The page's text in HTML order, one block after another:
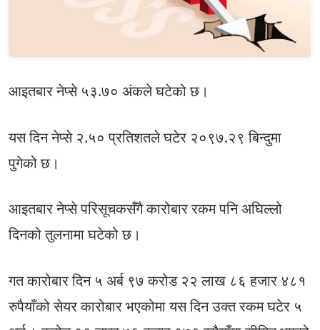
आइतबार नेप्से ५३.७० अंकले घटेको छ।
यस दिन नेप्से २.५० प्रतिशतले घटेर २०९७.२९ बिन्दुमा
पुगेको छ।
आइतबार नेप्से परिसूचकसँगै कारोबार रकम पनि अघिल्लो
दिनको तुलनामा घटेको छ।
गत कारोबार दिन ५ अर्ब ९७ करोड २२ लाख ८६ हजार ४८१
रुपैयाँको सेयर कारोबार भएकोमा यस दिन उक्त रकम घटेर ५